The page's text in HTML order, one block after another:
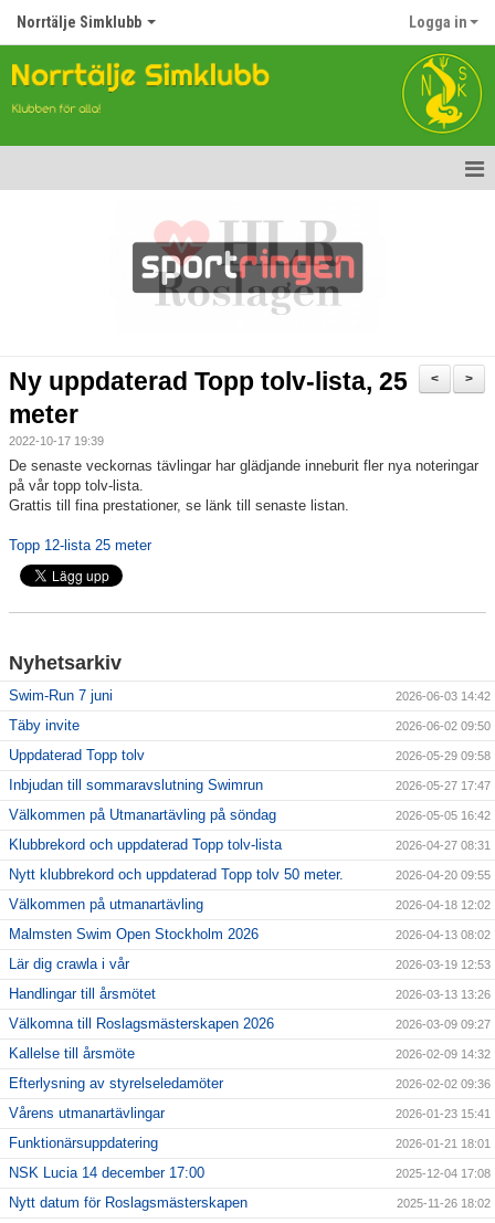
Norrtälje Simklubb Logga in
Topp Tolv
Anmälan till Simklubben
Våra tävlingar
Klubbkollektion
>
<
Ny uppdaterad Topp tolv-lista, 25
meter
2022-10-17 19:39
De senaste veckornas tävlingar har glädjande inneburit fler nya noteringar
på vår topp tolv-lista.
Grattis till fina prestationer, se länk till senaste listan.
Topp 12-lista 25 meter
Nyhetsarkiv
Swim-Run 7 juni 2026-06-03 14:42
Täby invite 2026-06-02 09:50
Uppdaterad Topp tolv 2026-05-29 09:58
Inbjudan till sommaravslutning Swimrun 2026-05-27 17:47
Välkommen på Utmanartävling på söndag 2026-05-05 16:42
Klubbrekord och uppdaterad Topp tolv-lista 2026-04-27 08:31
Nytt klubbrekord och uppdaterad Topp tolv 50 meter. 2026-04-20 09:55
Välkommen på utmanartävling 2026-04-18 12:02
Malmsten Swim Open Stockholm 2026 2026-04-13 08:02
Lär dig crawla i vår 2026-03-19 12:53
Handlingar till årsmötet 2026-03-13 13:26
Välkomna till Roslagsmästerskapen 2026 2026-03-09 09:27
Kallelse till årsmöte 2026-02-09 14:32
Efterlysning av styrelseledamöter 2026-02-02 09:36
Vårens utmanartävlingar 2026-01-23 15:41
Funktionärsuppdatering 2026-01-21 18:01
NSK Lucia 14 december 17:00 2025-12-04 17:08
Nytt datum för Roslagsmästerskapen 2025-11-26 18:02